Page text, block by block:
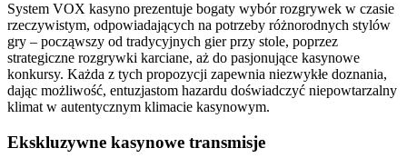
System VOX kasyno prezentuje bogaty wybór rozgrywek w czasie
rzeczywistym, odpowiadających na potrzeby różnorodnych stylów
gry – począwszy od tradycyjnych gier przy stole, poprzez
strategiczne rozgrywki karciane, aż do pasjonujące kasynowe
konkursy. Każda z tych propozycji zapewnia niezwykłe doznania,
dając możliwość, entuzjastom hazardu doświadczyć niepowtarzalny
klimat w autentycznym klimacie kasynowym.
Ekskluzywne kasynowe transmisje